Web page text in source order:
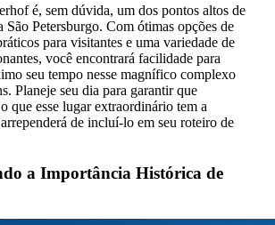
é, sem dúvida, um dos pontos altos de
São Petersburgo. Com ótimas opções de
para visitantes e uma variedade de
você encontrará facilidade para
seu tempo nesse magnífico complexo
Planeje seu dia para garantir que
que esse lugar extraordinário tem a
de incluí-lo em seu roteiro de
a Importância Histórica de